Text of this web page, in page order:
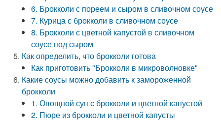
6. Брокколи с пореем и сыром в сливочном соусе
7. Курица с брокколи в сливочном соусе
8. Брокколи с цветной капустой в сливочном
соусе под сыром
Как определить, что брокколи готова
Как приготовить "Брокколи в микроволновке"
Какие соусы можно добавить к замороженной
брокколи
1. Овощной суп с брокколи и цветной капустой
2. Пюре из брокколи и цветной капусты